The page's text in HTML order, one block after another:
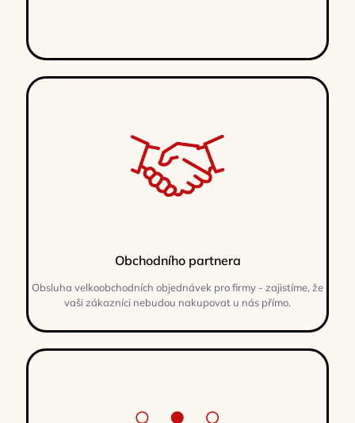
Obchodního partnera
Obsluha velkoobchodních objednávek pro firmy - zajistíme, že
vaši zákazníci nebudou nakupovat u nás přímo.